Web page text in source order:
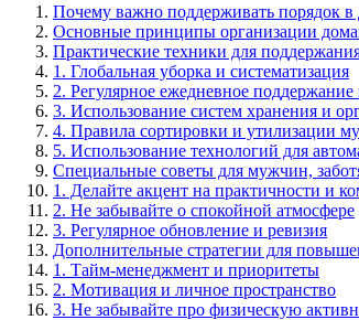
Почему важно поддерживать порядок
Основные принципы организации
Практические техники для
1. Глобальная уборка и систематизация
2. Регулярное ежедневное поддержание
3. Использование систем хранения и
4. Правила сортировки и утилизации
5. Использование технологий для
Специальные советы для мужчин,
1. Делайте акцент на практичности и
2. Не забывайте о спокойной атмосфере
3. Регулярное обновление и ревизия
Дополнительные стратегии для
1. Тайм-менеджмент и приоритеты
2. Мотивация и личное пространство
3. Не забывайте про физическую